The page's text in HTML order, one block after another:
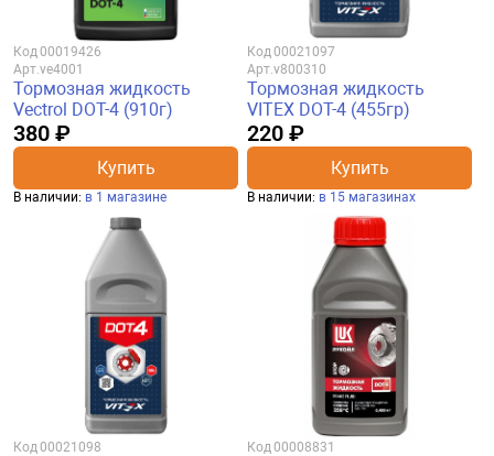
Код00019426
Арт.ve4001
Тормозная жидкость
Vectrol DOT-4 (910г)
380 ₽
Купить
В наличии: в 1 магазине
Код00021097
Арт.v800310
Тормозная жидкость
VITEX DOT-4 (455гр)
220 ₽
Купить
В наличии: в 15 магазинах
Код00021098
Код00008831